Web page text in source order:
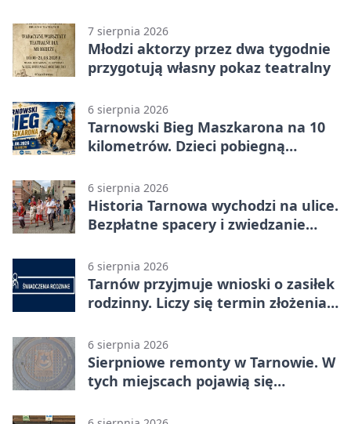
7 sierpnia 2026
Młodzi aktorzy przez dwa tygodnie
przygotują własny pokaz teatralny
6 sierpnia 2026
Tarnowski Bieg Maszkarona na 10
kilometrów. Dzieci pobiegną
6 sierpnia 2026
Historia Tarnowa wychodzi na ulice.
Bezpłatne spacery i zwiedzanie
6 sierpnia 2026
Tarnów przyjmuje wnioski o zasiłek
rodzinny. Liczy się termin złożenia
6 sierpnia 2026
Sierpniowe remonty w Tarnowie. W
tych miejscach pojawią się